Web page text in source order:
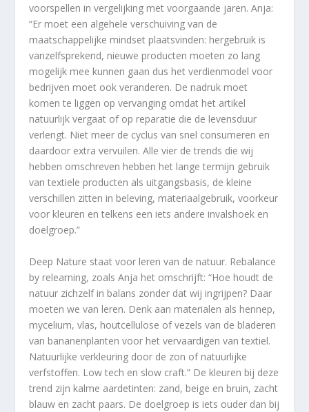
voorspellen in vergelijking met voorgaande jaren. Anja:
“Er moet een algehele verschuiving van de
maatschappelijke mindset plaatsvinden: hergebruik is
vanzelfsprekend, nieuwe producten moeten zo lang
mogelijk mee kunnen gaan dus het verdienmodel voor
bedrijven moet ook veranderen. De nadruk moet
komen te liggen op vervanging omdat het artikel
natuurlijk vergaat of op reparatie die de levensduur
verlengt. Niet meer de cyclus van snel consumeren en
daardoor extra vervuilen. Alle vier de trends die wij
hebben omschreven hebben het lange termijn gebruik
van textiele producten als uitgangsbasis, de kleine
verschillen zitten in beleving, materiaalgebruik, voorkeur
voor kleuren en telkens een iets andere invalshoek en
doelgroep.”
Deep Nature staat voor leren van de natuur. Rebalance
by relearning, zoals Anja het omschrijft: “Hoe houdt de
natuur zichzelf in balans zonder dat wij ingrijpen? Daar
moeten we van leren. Denk aan materialen als hennep,
mycelium, vlas, houtcellulose of vezels van de bladeren
van bananenplanten voor het vervaardigen van textiel.
Natuurlijke verkleuring door de zon of natuurlijke
verfstoffen. Low tech en slow craft.” De kleuren bij deze
trend zijn kalme aardetinten: zand, beige en bruin, zacht
blauw en zacht paars. De doelgroep is iets ouder dan bij